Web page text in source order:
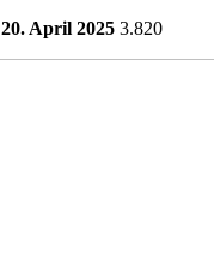
20. April 2025 3.820